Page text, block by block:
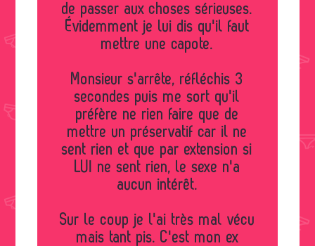
de passer aux choses sérieuses.
Évidemment je lui dis qu'il faut
mettre une capote.
Monsieur s'arrête, réfléchis 3
secondes puis me sort qu'il
préfère ne rien faire que de
mettre un préservatif car il ne
sent rien et que par extension si
LUI ne sent rien, le sexe n'a
aucun intérêt.
Sur le coup je l'ai très mal vécu
mais tant pis. C'est mon ex